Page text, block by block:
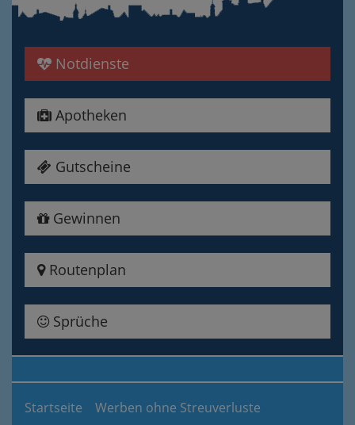
Notdienste
Apotheken
Gutscheine
Gewinnen
Routenplan
Sprüche
Startseite Werben ohne Streuverluste